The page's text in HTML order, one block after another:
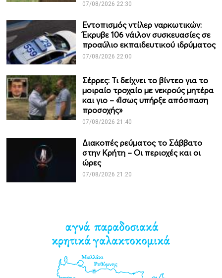
07/08/2026 22:30
Εντοπισμός ντίλερ ναρκωτικών:
Έκρυβε 106 νάιλον συσκευασίες σε
προαύλιο εκπαιδευτικού ιδρύματος
07/08/2026 22:00
Σέρρες: Τι δείχνει το βίντεο για το
μοιραίο τροχαίο με νεκρούς μητέρα
και γιο – «Ίσως υπήρξε απόσπαση
προσοχής»
07/08/2026 21:40
Διακοπές ρεύματος το Σάββατο
στην Κρήτη – Οι περιοχές και οι
ώρες
07/08/2026 21:20